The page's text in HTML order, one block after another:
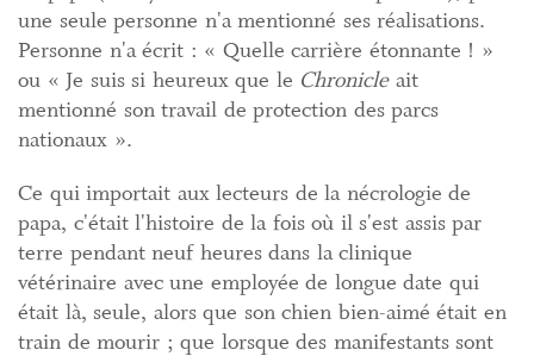
une seule personne n'a mentionné ses réalisations.
Personne n'a écrit : « Quelle carrière étonnante ! »
ou « Je suis si heureux que le Chronicle ait
mentionné son travail de protection des parcs
nationaux ».
Ce qui importait aux lecteurs de la nécrologie de
papa, c'était l'histoire de la fois où il s'est assis par
terre pendant neuf heures dans la clinique
vétérinaire avec une employée de longue date qui
était là, seule, alors que son chien bien-aimé était en
train de mourir ; que lorsque des manifestants sont